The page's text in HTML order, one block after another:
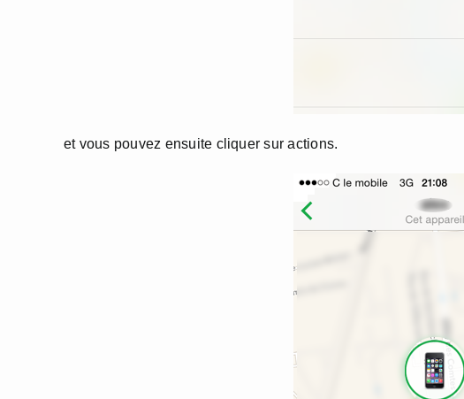
et vous pouvez ensuite cliquer sur actions.